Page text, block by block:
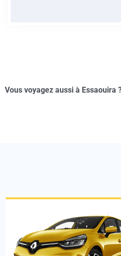
Vous voyagez aussi à Essaouira